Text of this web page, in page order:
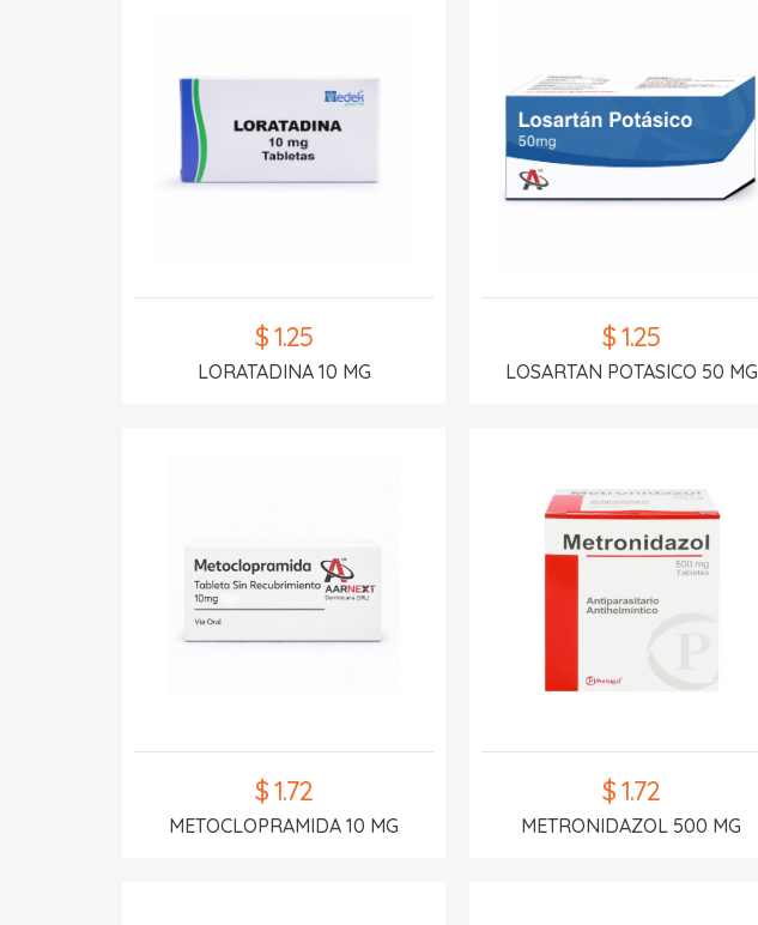
$ 1.25
LORATADINA 10 MG
$ 1.25
LOSARTAN POTASICO 50 MG
$ 1.72
METOCLOPRAMIDA 10 MG
$ 1.72
METRONIDAZOL 500 MG